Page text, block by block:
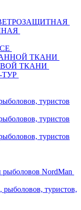
ТКАНИ
ТКАНИ
туристов
туристов
туристов
рыболовов NordMan
рыболовов, туристов,